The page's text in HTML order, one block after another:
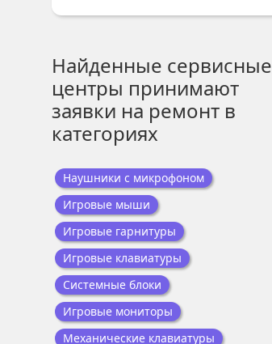
Найденные сервисные
центры принимают
заявки на ремонт в
категориях
Наушники с микрофоном
Игровые мыши
Игровые гарнитуры
Игровые клавиатуры
Системные блоки
Игровые мониторы
Механические клавиатуры